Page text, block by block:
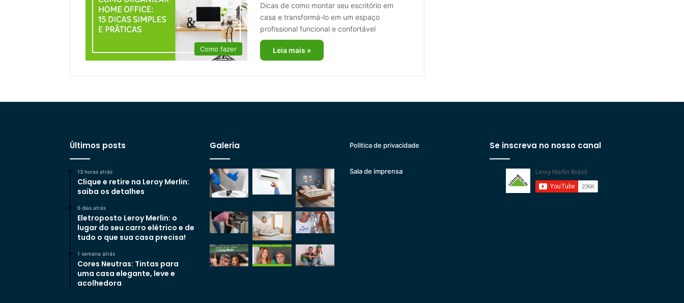
Como fazer
Dicas de como montar seu escritório em
casa e transformá-lo em um espaço
profissional funcional e confortável
Leia mais »
Últimos posts
13 horas atrás
Clique e retire na Leroy Merlin:
saiba os detalhes
6 dias atrás
Eletroposto Leroy Merlin: o
lugar do seu carro elétrico e de
tudo o que sua casa precisa!
1 semana atrás
Cores Neutras: Tintas para
uma casa elegante, leve e
acolhedora
Galeria Politica de privacidade
Sala de imprensa
Se inscreva no nosso canal